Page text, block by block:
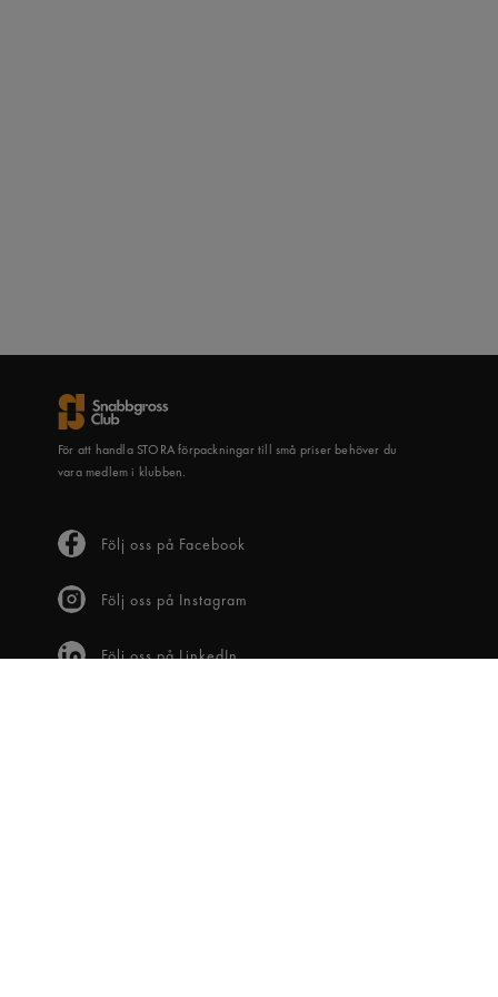
För att handla STORA förpackningar till små priser behöver du
vara medlem i klubben.
Följ oss på Facebook
Följ oss på Instagram
Följ oss på LinkedIn